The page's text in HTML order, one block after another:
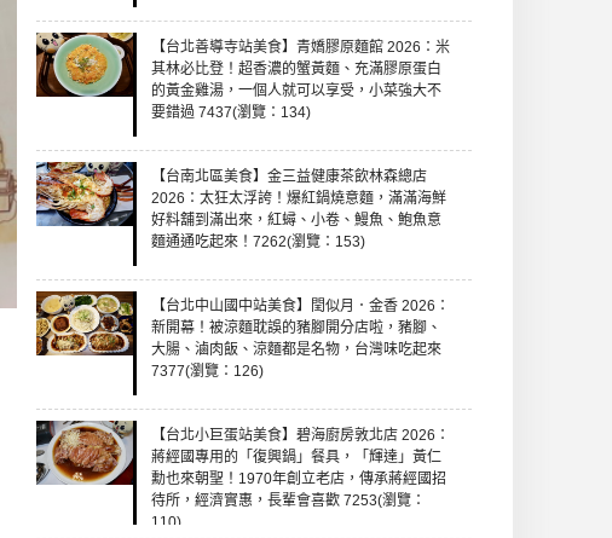
【台北善導寺站美食】青嬌膠原麵館 2026：米
其林必比登！超香濃的蟹黃麵、充滿膠原蛋白
的黃金雞湯，一個人就可以享受，小菜強大不
要錯過 7437(瀏覽：134)
【台南北區美食】金三益健康茶飲林森總店
2026：太狂太浮誇！爆紅鍋燒意麵，滿滿海鮮
好料舖到滿出來，紅蟳、小卷、鰻魚、鮑魚意
麵通通吃起來！7262(瀏覽：153)
【台北中山國中站美食】閏似月．金香 2026：
新開幕！被涼麵耽誤的豬腳開分店啦，豬腳、
大腸、滷肉飯、涼麵都是名物，台灣味吃起來
7377(瀏覽：126)
【台北小巨蛋站美食】碧海廚房敦北店 2026：
蔣經國專用的「復興鍋」餐具，「輝達」黃仁
勳也來朝聖！1970年創立老店，傳承蔣經國招
待所，經濟實惠，長輩會喜歡 7253(瀏覽：
110)